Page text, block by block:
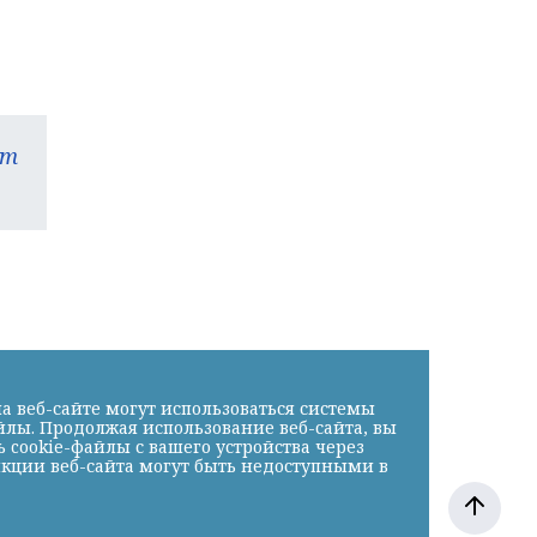
сайте могут использоваться системы
Продолжая использование веб-сайта, вы
файлы с вашего устройства через
веб-сайта могут быть недоступными в